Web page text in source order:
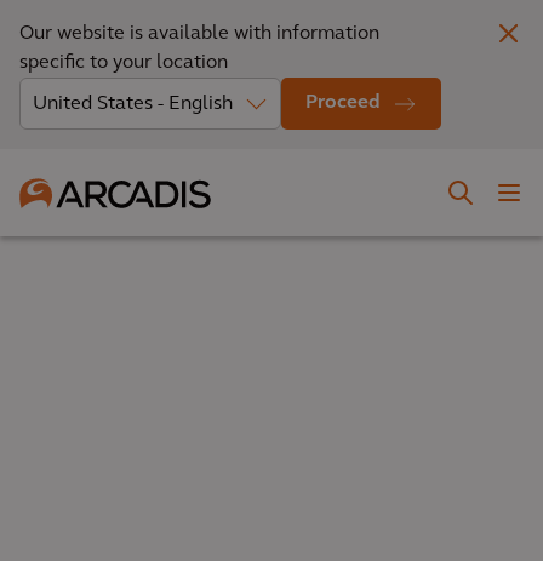
Our website is available with information
specific to your location
Proceed